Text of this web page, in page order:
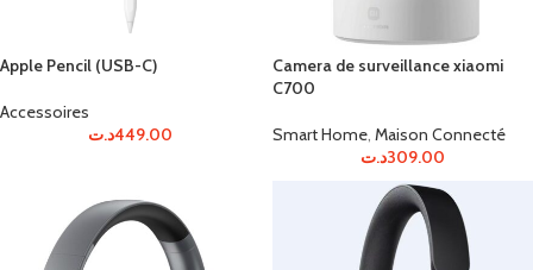
Apple Pencil (USB-C)
Accessoires
449.00د.ت
Camera de surveillance xiaomi
C700
Smart Home, Maison Connecté
309.00د.ت